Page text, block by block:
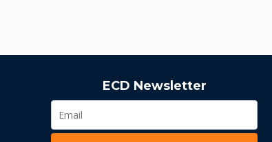
ECD Newsletter